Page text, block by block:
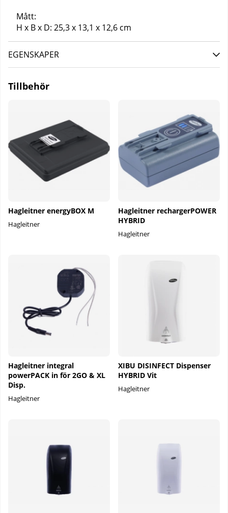
Mått:
H x B x D: 25,3 x 13,1 x 12,6 cm
EGENSKAPER
Tillbehör
Hagleitner energyBOX M
Hagleitner
Hagleitner rechargerPOWER
HYBRID
Hagleitner
Hagleitner integral
powerPACK in för 2GO & XL
Disp.
Hagleitner
XIBU DISINFECT Dispenser
HYBRID Vit
Hagleitner